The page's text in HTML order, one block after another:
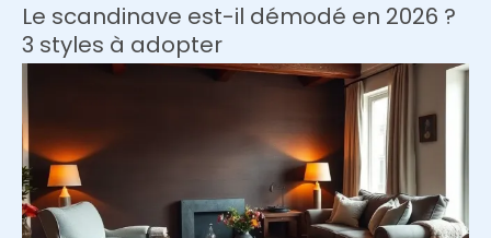
la
méthode
pour
calculer
les
proportions
Le scandinave est-il démodé en 2026 ?
3 styles à adopter